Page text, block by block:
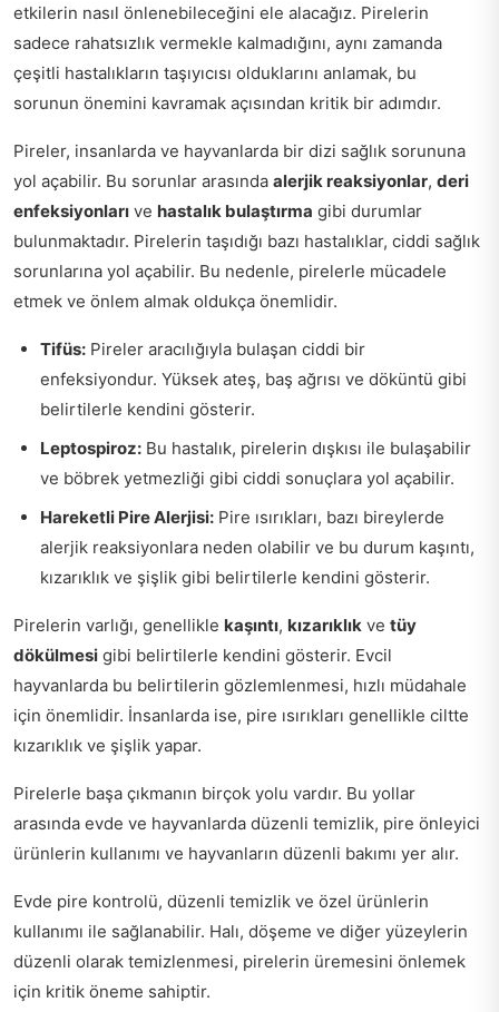
etkilerin nasıl önlenebileceğini ele alacağız. Pirelerin
sadece rahatsızlık vermekle kalmadığını, aynı zamanda
çeşitli hastalıkların taşıyıcısı olduklarını anlamak, bu
sorunun önemini kavramak açısından kritik bir adımdır.
Pireler, insanlarda ve hayvanlarda bir dizi sağlık sorununa
yol açabilir. Bu sorunlar arasında alerjik reaksiyonlar, deri
enfeksiyonları ve hastalık bulaştırma gibi durumlar
bulunmaktadır. Pirelerin taşıdığı bazı hastalıklar, ciddi sağlık
sorunlarına yol açabilir. Bu nedenle, pirelerle mücadele
etmek ve önlem almak oldukça önemlidir.
Tifüs: Pireler aracılığıyla bulaşan ciddi bir
enfeksiyondur. Yüksek ateş, baş ağrısı ve döküntü gibi
belirtilerle kendini gösterir.
Leptospiroz: Bu hastalık, pirelerin dışkısı ile bulaşabilir
ve böbrek yetmezliği gibi ciddi sonuçlara yol açabilir.
Hareketli Pire Alerjisi: Pire ısırıkları, bazı bireylerde
alerjik reaksiyonlara neden olabilir ve bu durum kaşıntı,
kızarıklık ve şişlik gibi belirtilerle kendini gösterir.
Pirelerin varlığı, genellikle kaşıntı, kızarıklık ve tüy
dökülmesi gibi belirtilerle kendini gösterir. Evcil
hayvanlarda bu belirtilerin gözlemlenmesi, hızlı müdahale
için önemlidir. İnsanlarda ise, pire ısırıkları genellikle ciltte
kızarıklık ve şişlik yapar.
Pirelerle başa çıkmanın birçok yolu vardır. Bu yollar
arasında evde ve hayvanlarda düzenli temizlik, pire önleyici
ürünlerin kullanımı ve hayvanların düzenli bakımı yer alır.
Evde pire kontrolü, düzenli temizlik ve özel ürünlerin
kullanımı ile sağlanabilir. Halı, döşeme ve diğer yüzeylerin
düzenli olarak temizlenmesi, pirelerin üremesini önlemek
için kritik öneme sahiptir.